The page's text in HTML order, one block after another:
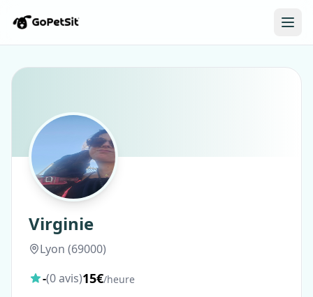
Virginie
Lyon (69000)
-(0 avis)15€/heure